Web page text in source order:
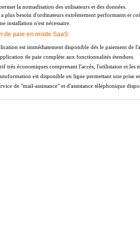
la nomadisation des utilisateurs et des données.
plus besoin d'ordinateurs extrêmement performants et
installation n'est nécessaire.
de paie en mode SaaS
est immédiatement disponible dès le paiement de
de paie complète aux fonctionnalités étendues.
très économiques comprenant l'accès, l'utilistaion et les
est disponible en ligne permettant une prise
de "mail-assistance" et d'assistance téléphonique